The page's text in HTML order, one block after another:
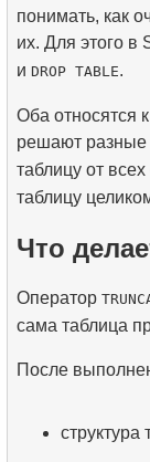
понимать, как
их. Для этого в
и DROP TABLE.
Оба относятся
решают разные
таблицу от всех
таблицу
Что
Оператор
сама таблица
После
структура